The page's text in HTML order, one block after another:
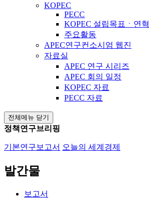
KOPEC
PECC
KOPEC 설립목표ㆍ연혁
주요활동
APEC연구컨소시엄 웹진
자료실
APEC 연구 시리즈
APEC 회의 일정
KOPEC 자료
PECC 자료
전체메뉴 닫기
정책연구브리핑
기본연구보고서 오늘의 세계경제
발간물
보고서